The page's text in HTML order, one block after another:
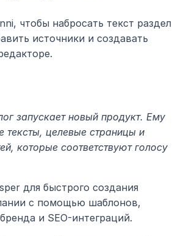
чтобы набросать текст раздел
источники и создавать
запускает новый продукт. Ему
целевые страницы и
которые соответствуют голосу
для быстрого создания
с помощью шаблонов,
и SEO-интеграций.